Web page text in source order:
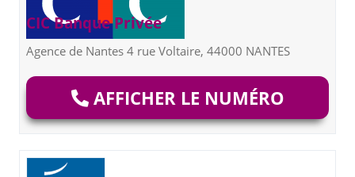
CIC Banque Privée
Agence de Nantes 4 rue Voltaire, 44000 NANTES
AFFICHER LE NUMÉRO